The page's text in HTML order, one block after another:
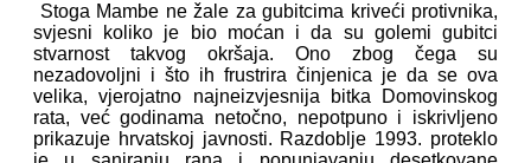
Stoga Mambe ne žale za gubitcima kriveći protivnika,
svjesni koliko je bio moćan i da su golemi gubitci
stvarnost takvog okršaja. Ono zbog čega su
nezadovoljni i što ih frustrira činjenica je da se ova
velika, vjerojatno najneizvjesnija bitka Domovinskog
rata, već godinama netočno, nepotpuno i iskrivljeno
prikazuje hrvatskoj javnosti. Razdoblje 1993. proteklo